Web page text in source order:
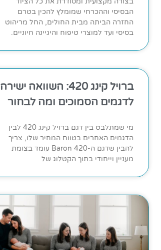
הבסיסי וההכרחי שמומלץ להכין בטרם
החזרה הביתה מבית החולים, החל מריהוט
בסיסי ועד למוצרי טיפוח והיגיינה חיוניים.
ברויל קינג 420: השוואה ישירה
לדגמים הסמוכים ומה לבחור
מי שמתלבט בין דגם ברויל קינג 420 לבין
הדגמים האחרים בטווח המחיר שלו, צריך
להבין שדגם ה-Baron 420 עומד בצומת
מעניין וייחודי בתוך הקטלוג של